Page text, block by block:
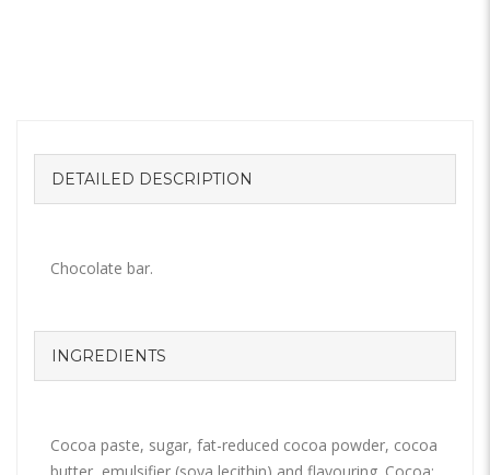
DETAILED DESCRIPTION
Chocolate bar.
INGREDIENTS
Cocoa paste, sugar, fat-reduced cocoa powder, cocoa